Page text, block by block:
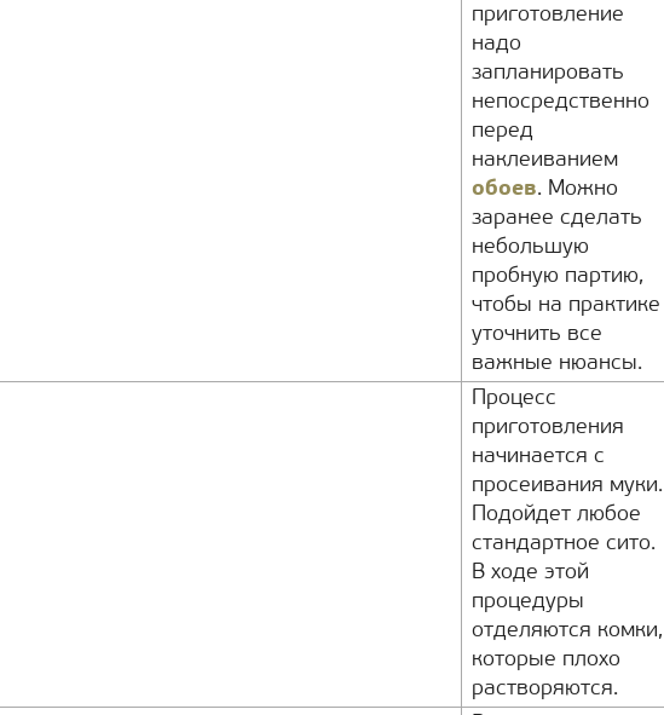
приготовление
надо
запланировать
непосредственно
перед
наклеиванием
обоев. Можно
заранее сделать
небольшую
пробную партию,
чтобы на практике
уточнить все
важные нюансы.
Процесс
приготовления
начинается с
просеивания муки.
Подойдет любое
стандартное сито.
В ходе этой
процедуры
отделяются комки,
которые плохо
растворяются.